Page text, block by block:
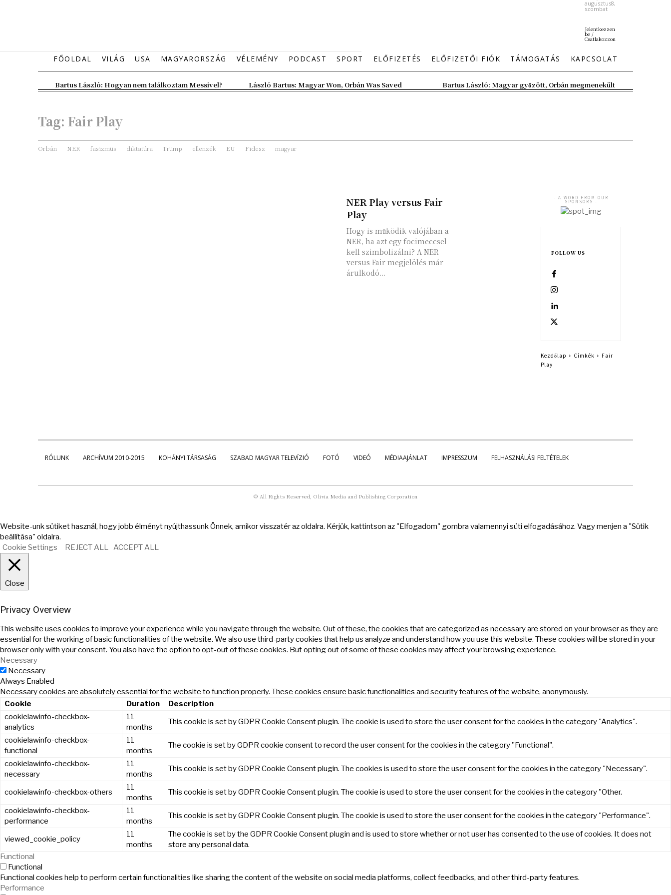
augusztus8,
szombat
Jelentkezzen
be /
Csatlakozzon
FŐOLDAL VILÁG USA MAGYARORSZÁG VÉLEMÉNY PODCAST SPORT ELŐFIZETÉS ELŐFIZETŐI FIÓK TÁMOGATÁS KAPCSOLAT
Bartus László: Hogyan nem találkoztam Messivel? László Bartus: Magyar Won, Orbán Was Saved Bartus László: Magyar győzött, Orbán megmenekült
Tag: Fair Play
Orbán NER fasizmus diktatúra Trump ellenzék EU Fidesz magyar
NER Play versus Fair
Play
Hogy is működik valójában a
NER, ha azt egy focimeccsel
kell szimbolizálni? A NER
versus Fair megjelölés már
árulkodó...
- A WORD FROM OUR
SPONSORS -
FOLLOW US
Kezdőlap Címkék
Fair
Play
RÓLUNK ARCHÍVUM 2010-2015 KOHÁNYI TÁRSASÁG SZABAD MAGYAR TELEVÍZIÓ FOTÓ VIDEÓ MÉDIAAJÁNLAT IMPRESSZUM FELHASZNÁLÁSI FELTÉTELEK
© All Rights Reserved, Olivia Media and Publishing Corporation
Website-unk sütiket használ, hogy jobb élményt nyújthassunk Önnek, amikor visszatér az oldalra. Kérjük, kattintson az "Elfogadom" gombra valamennyi süti elfogadásához. Vagy menjen a "Sütik
beállítása" oldalra.
Cookie Settings
REJECT ALL ACCEPT ALL
Close
Privacy Overview
This website uses cookies to improve your experience while you navigate through the website. Out of these, the cookies that are categorized as necessary are stored on your browser as they are
essential for the working of basic functionalities of the website. We also use third-party cookies that help us analyze and understand how you use this website. These cookies will be stored in your
browser only with your consent. You also have the option to opt-out of these cookies. But opting out of some of these cookies may affect your browsing experience.
Necessary
Necessary
Always Enabled
Necessary cookies are absolutely essential for the website to function properly. These cookies ensure basic functionalities and security features of the website, anonymously.
Cookie
Duration
Description
cookielawinfo-checkbox-
analytics
11
months
This cookie is set by GDPR Cookie Consent plugin. The cookie is used to store the user consent for the cookies in the category "Analytics".
cookielawinfo-checkbox-
functional
11
months
The cookie is set by GDPR cookie consent to record the user consent for the cookies in the category "Functional".
cookielawinfo-checkbox-
necessary
11
months
This cookie is set by GDPR Cookie Consent plugin. The cookies is used to store the user consent for the cookies in the category "Necessary".
cookielawinfo-checkbox-others
11
months
This cookie is set by GDPR Cookie Consent plugin. The cookie is used to store the user consent for the cookies in the category "Other.
cookielawinfo-checkbox-
performance
11
months
This cookie is set by GDPR Cookie Consent plugin. The cookie is used to store the user consent for the cookies in the category "Performance".
viewed_cookie_policy
11
months
The cookie is set by the GDPR Cookie Consent plugin and is used to store whether or not user has consented to the use of cookies. It does not
store any personal data.
Functional
Functional
Functional cookies help to perform certain functionalities like sharing the content of the website on social media platforms, collect feedbacks, and other third-party features.
Performance